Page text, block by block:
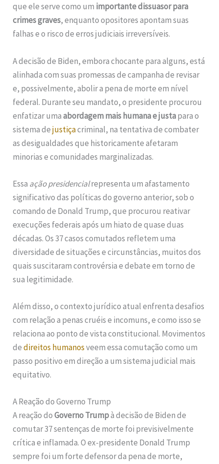
que ele serve como um importante dissuasor para
crimes graves, enquanto opositores apontam suas
falhas e o risco de erros judiciais irreversíveis.
A decisão de Biden, embora chocante para alguns, está
alinhada com suas promessas de campanha de revisar
e, possivelmente, abolir a pena de morte em nível
federal. Durante seu mandato, o presidente procurou
enfatizar umaabordagem mais humana e justapara o
sistema dejustiçacriminal, na tentativa de combater
as desigualdades que historicamente afetaram
minorias e comunidades marginalizadas.
Essa ação presidencialrepresenta um afastamento
significativo das políticas do governo anterior, sob o
comando de Donald Trump, que procurou reativar
execuções federais após um hiato de quase duas
décadas. Os 37 casos comutados refletem uma
diversidade de situações e circunstâncias, muitos dos
quais suscitaram controvérsia e debate em torno de
sua legitimidade.
Além disso, o contexto jurídico atual enfrenta desafios
com relação a penas cruéis e incomuns, e como isso se
relaciona ao ponto de vista constitucional. Movimentos
dedireitos humanosveem essa comutação como um
passo positivo em direção a um sistema judicial mais
equitativo.
A Reação do Governo Trump
A reação doGoverno Trumpà decisão de Biden de
comutar 37 sentenças de morte foi previsivelmente
crítica e inflamada. O ex-presidente Donald Trump
sempre foi um forte defensor da pena de morte,